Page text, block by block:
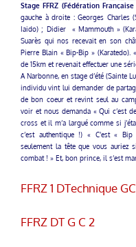
Stage FFRZ (Fédération
gauche à droite : Georges Charles
Iaido) ; Didier « Mammouth »
Suarès qui nos recevait en son
Pierre Blain « Bip-Bip »
de 15km et revenait effectuer une
A Narbonne, en stage d’été (Sainte
individu vint lui demander de
de bon coeur et revint seul au
voir et nous demanda « Qui c’est
cross et il m’a largué comme si
c’est authentique !) « C’est «
seulement la tête que vous auriez
combat ! » Et, bon prince, il s’est
FFRZ 1 DTechnique GC
FFRZ DT G C 2